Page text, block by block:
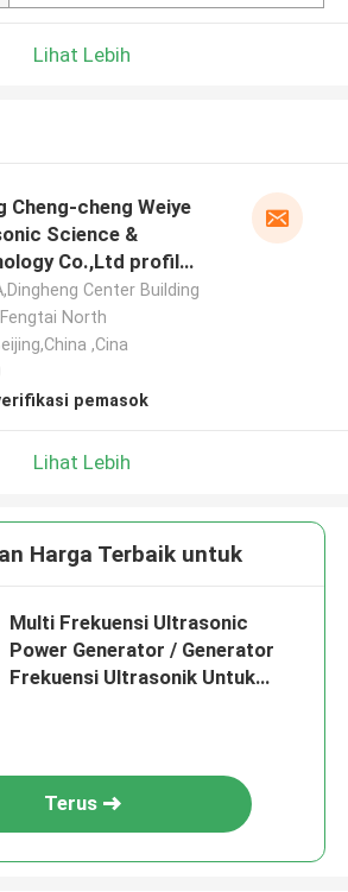
Lihat Lebih
Cheng-cheng Weiye
Science &
Co.,Ltd profil
Center Building
North
,Cina
pemasok
Lihat Lebih
Harga Terbaik untuk
Multi Frekuensi Ultrasonic
Power Generator / Generator
Frekuensi Ultrasonik Untuk
Terus